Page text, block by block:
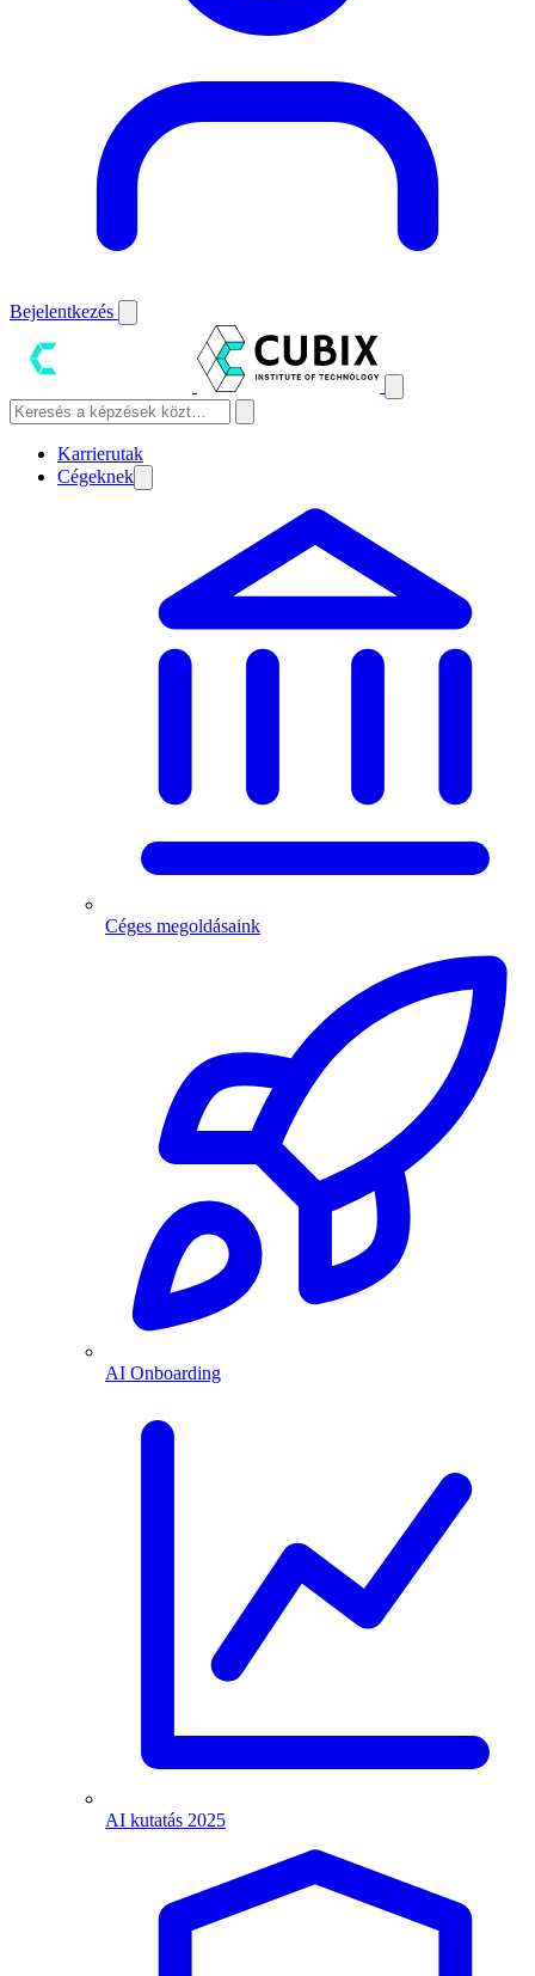
Bejelentkezés
Karrierutak
Cégeknek
Céges megoldásaink
AI Onboarding
AI kutatás 2025